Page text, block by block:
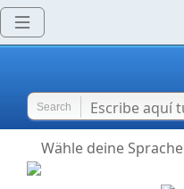
Search
Wähle deine Sprache